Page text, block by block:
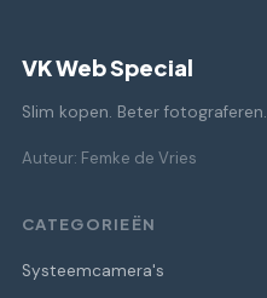
VK Web Special
Slim kopen. Beter fotograferen.
Auteur: Femke de Vries
CATEGORIEËN
Systeemcamera's